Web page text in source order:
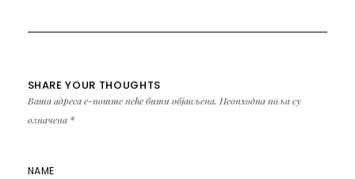
SHARE YOUR THOUGHTS
Ваша адреса е-поште неће бити објављена. Неопходна поља су
означена *
NAME